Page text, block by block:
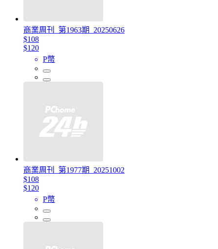
商業周刊_第1963期_20250626
$108
$120
P幣
商業周刊_第1977期_20251002
$108
$120
P幣